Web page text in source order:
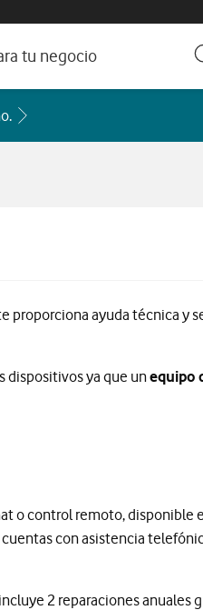
tu negocio
y Negocios
Acceder a la FAQ Qué países
proporciona ayuda técnica y
dispositivos ya que unequipo
o control remoto, disponible
con asistencia
2 reparaciones anuales